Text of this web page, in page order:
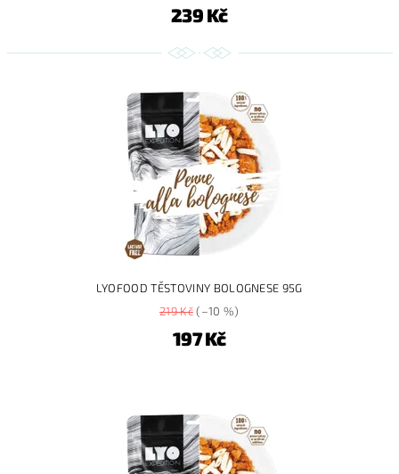
239 Kč
LYOFOOD TĚSTOVINY BOLOGNESE 95G
219 Kč(–10 %)
197 Kč